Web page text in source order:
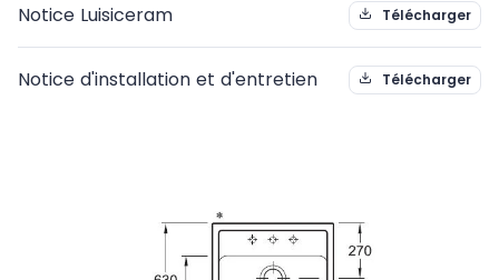
Notice Luisiceram Télécharger
Notice d'installation et d'entretien Télécharger